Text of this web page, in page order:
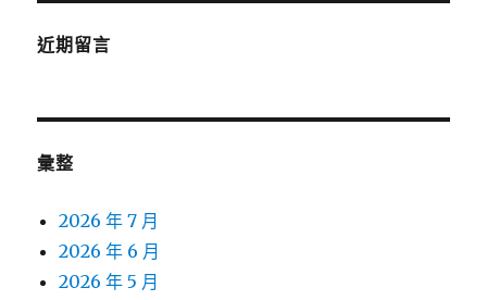
近期留言
彙整
2026 年 7 月
2026 年 6 月
2026 年 5 月